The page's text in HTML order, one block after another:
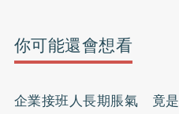
你可能還會想看
企業接班人長期脹氣 竟